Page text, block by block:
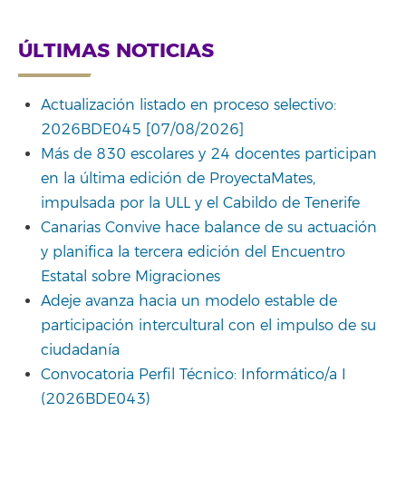
ÚLTIMAS NOTICIAS
Actualización listado en proceso selectivo:
2026BDE045 [07/08/2026]
Más de 830 escolares y 24 docentes participan
en la última edición de ProyectaMates,
impulsada por la ULL y el Cabildo de Tenerife
Canarias Convive hace balance de su actuación
y planifica la tercera edición del Encuentro
Estatal sobre Migraciones
Adeje avanza hacia un modelo estable de
participación intercultural con el impulso de su
ciudadanía
Convocatoria Perfil Técnico: Informático/a I
(2026BDE043)